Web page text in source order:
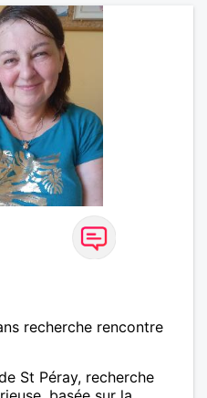
recherche rencontre
St Péray, recherche